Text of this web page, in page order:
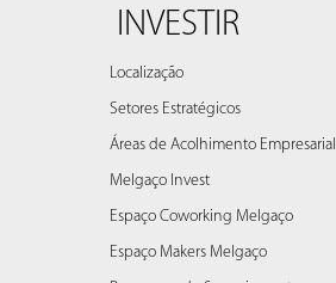
INVESTIR
Localização
Setores Estratégicos
Áreas de Acolhimento Empresarial
Melgaço Invest
Espaço Coworking Melgaço
Espaço Makers Melgaço